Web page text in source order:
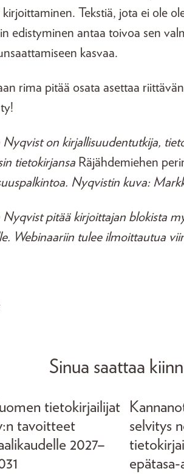
Tekstiä, jota ei ole
edistyminen antaa toivoa sen
kasvaa.
rima pitää osata asettaa
Nyqvist on kirjallisuudentutkija,
tietokirjansa Räjähdemiehen
Nyqvistin kuva:
Nyqvist pitää kirjoittajan blokista
Webinaariin tulee ilmoittautua
Sinua saattaa
tietokirjailijat
tavoitteet
2027–
selvitys
epätasa-